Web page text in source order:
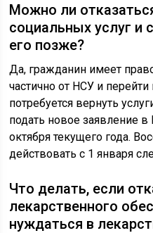
Можно ли
социальных услуг и
его позже?
Да, гражданин имеет
частично от НСУ и
потребуется вернуть
подать новое заявление
октября текущего года.
действовать с 1 января
Что делать, если
лекарственного
нуждаться в